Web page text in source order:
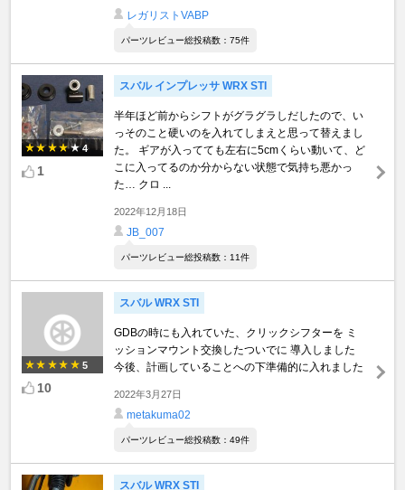
レガリストVABP
パーツレビュー総投稿数：75件
4
1
スバル インプレッサ WRX STI
半年ほど前からシフトがグラグラしだしたので、い
っそのこと硬いのを入れてしまえと思って替えまし
た。 ギアが入ってても左右に5cmくらい動いて、ど
こに入ってるのか分からない状態で気持ち悪かっ
た… クロ ...
2022年12月18日
JB_007
パーツレビュー総投稿数：11件
5
10
スバル WRX STI
GDBの時にも入れていた、クリックシフターを ミ
ッションマウント交換したついでに 導入しました
今後、計画していることへの下準備的に入れました
2022年3月27日
metakuma02
パーツレビュー総投稿数：49件
スバル WRX STI